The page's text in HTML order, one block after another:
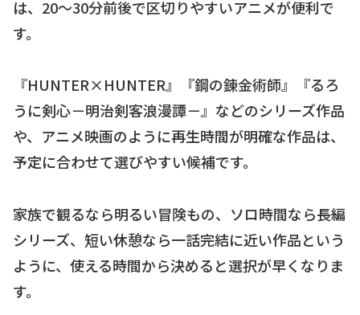
は、20〜30分前後で区切りやすいアニメが便利で
す。
『HUNTER×HUNTER』『鋼の錬金術師』『るろ
うに剣心－明治剣客浪漫譚－』などのシリーズ作品
や、アニメ映画のように再生時間が明確な作品は、
予定に合わせて選びやすい候補です。
家族で観るなら明るい冒険もの、ソロ時間なら長編
シリーズ、短い休憩なら一話完結に近い作品という
ように、使える時間から決めると選択が早くなりま
す。